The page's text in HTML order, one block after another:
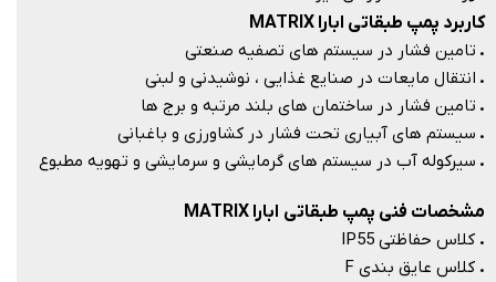
کاربرد پمپ طبقاتی ابارا MATRIX
. تامین فشار در سیستم های تصفیه صنعتی
. انتقال مایعات در صنایع غذایی ، نوشیدنی و لبنی
. تامین فشار در ساختمان های بلند مرتبه و برج ها
. سیستم های آبیاری تحت فشار در کشاورزی و باغبانی
. سیرکوله آب در سیستم های گرمایشی و سرمایشی و تهویه مطبوع
مشخصات فنی پمپ طبقاتی ابارا MATRIX
. کلاس حفاظتی IP55
. کلاس عایق بندی F